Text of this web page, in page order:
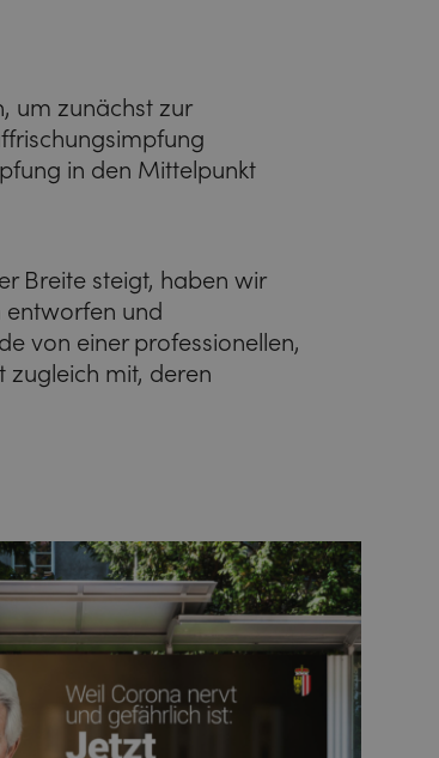
um zunächst zur
in den Mittelpunkt
Breite steigt, haben wir
entworfen und
von einer professionellen,
mit, deren